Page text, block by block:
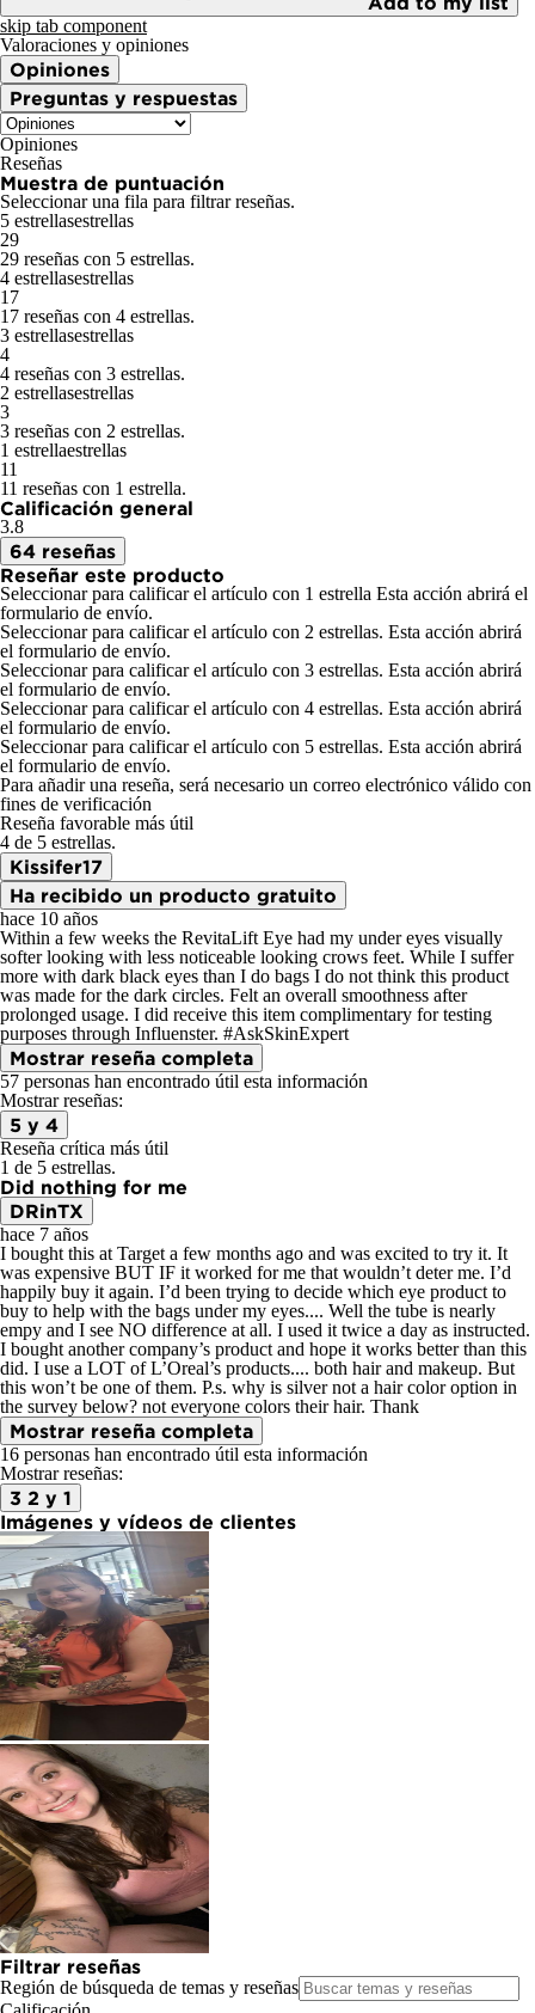
skip tab component
Valoraciones y opiniones
Opiniones
Preguntas y respuestas
Opiniones
Reseñas
Muestra de puntuación
Seleccionar una fila para filtrar reseñas.
5 estrellasestrellas
29
29 reseñas con 5 estrellas.
4 estrellasestrellas
17
17 reseñas con 4 estrellas.
3 estrellasestrellas
4
4 reseñas con 3 estrellas.
2 estrellasestrellas
3
3 reseñas con 2 estrellas.
1 estrellaestrellas
11
11 reseñas con 1 estrella.
Calificación general
3.8
64 reseñas
Reseñar este producto
Seleccionar para calificar el artículo con 1 estrella Esta acción abrirá el
formulario de envío.
Seleccionar para calificar el artículo con 2 estrellas. Esta acción abrirá
el formulario de envío.
Seleccionar para calificar el artículo con 3 estrellas. Esta acción abrirá
el formulario de envío.
Seleccionar para calificar el artículo con 4 estrellas. Esta acción abrirá
el formulario de envío.
Seleccionar para calificar el artículo con 5 estrellas. Esta acción abrirá
el formulario de envío.
Para añadir una reseña, será necesario un correo electrónico válido con
fines de verificación
Reseña favorable más útil
4 de 5 estrellas.
Kissifer17
Ha recibido un producto gratuito
hace 10 años
Within a few weeks the RevitaLift Eye had my under eyes visually
softer looking with less noticeable looking crows feet. While I suffer
more with dark black eyes than I do bags I do not think this product
was made for the dark circles. Felt an overall smoothness after
prolonged usage. I did receive this item complimentary for testing
purposes through Influenster. #AskSkinExpert
Mostrar reseña completa
57 personas han encontrado útil esta información
Mostrar reseñas:
5 y 4
Reseña crítica más útil
1 de 5 estrellas.
Did nothing for me
DRinTX
hace 7 años
I bought this at Target a few months ago and was excited to try it. It
was expensive BUT IF it worked for me that wouldn’t deter me. I’d
happily buy it again. I’d been trying to decide which eye product to
buy to help with the bags under my eyes.... Well the tube is nearly
empy and I see NO difference at all. I used it twice a day as instructed.
I bought another company’s product and hope it works better than this
did. I use a LOT of L’Oreal’s products.... both hair and makeup. But
this won’t be one of them. P.s. why is silver not a hair color option in
the survey below? not everyone colors their hair. Thank
Mostrar reseña completa
16 personas han encontrado útil esta información
Mostrar reseñas:
3 2 y 1
Imágenes y vídeos de clientes
Filtrar reseñas
Región de búsqueda de temas y reseñas